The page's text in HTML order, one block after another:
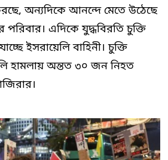
অন্যদিকে আনন্দে মেতে উঠেছে
এদিকে যুদ্ধবিরতি চুক্তি
ইসরায়েলি বাহিনী। চুক্তি
হামলায় অন্তত ৩০ জন নিহত